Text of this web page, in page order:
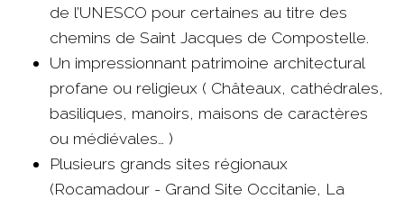
de l’UNESCO pour certaines au titre des
chemins de Saint Jacques de Compostelle.
Un impressionnant patrimoine architectural
profane ou religieux ( Châteaux, cathédrales,
basiliques, manoirs, maisons de caractères
ou médiévales… )
Plusieurs grands sites régionaux
(Rocamadour - Grand Site Occitanie, La